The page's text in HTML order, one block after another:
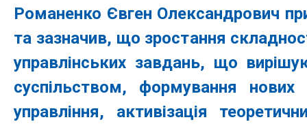
Романенко Євген Олександрович
та зазначив, що зростання
управлінських завдань, що
суспільством, формування нових
управління, активізація